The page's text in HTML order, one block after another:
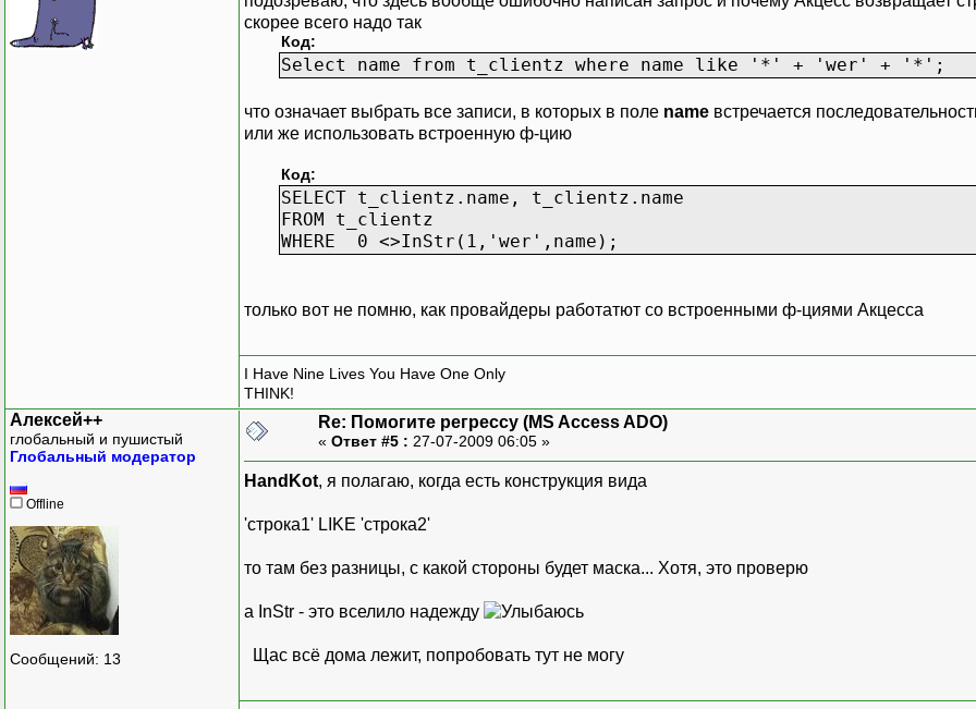
скорее всего надо так
Код:
Select name from t_clientz where name like '*' + 'wer' + '*';
что означает выбрать все записи, в которых в поле name встречается
или же использовать встроенную ф-цию
Код:
SELECT t_clientz.name, t_clientz.name
FROM t_clientz
WHERE 0 <>InStr(1,'wer',name);
только вот не помню, как провайдеры работатют со встроенными ф-циями Акцесса
I Have Nine Lives You Have One Only
THINK!
Алексей++
глобальный и пушистый
Глобальный модератор
Offline
Сообщений: 13
Re: Помогите регрессу (MS Access ADO)
« Ответ #5 : 27-07-2009 06:05 »
HandKot, я полагаю, когда есть конструкция вида
'строка1' LIKE 'строка2'
то там без разницы, с какой стороны будет маска... Хотя, это проверю
а InStr - это вселило надежду
Щас всё дома лежит, попробовать тут не могу